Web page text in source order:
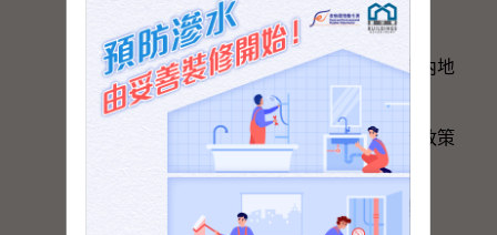
與內地區域合作
香港特別行政區政府與內地
的官方聯繫
便利港人在內地發展的政策
在內地及台灣的辦事處